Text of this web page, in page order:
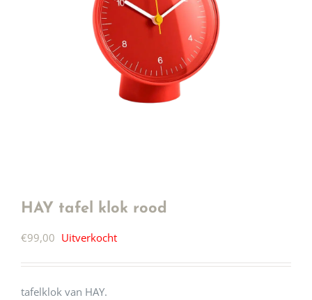
HAY tafel klok rood
€99,00 Uitverkocht
tafelklok van HAY.